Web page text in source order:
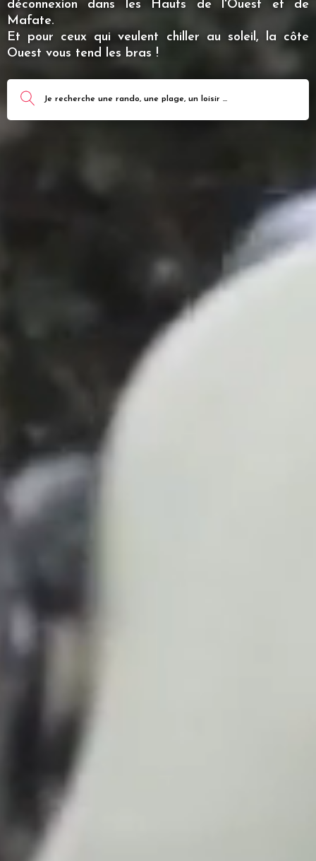
déconnexion dans les Hauts de l'Ouest et de
Mafate.
Et pour ceux qui veulent chiller au soleil, la côte
Ouest vous tend les bras !
Je recherche une rando, une plage, un loisir ...